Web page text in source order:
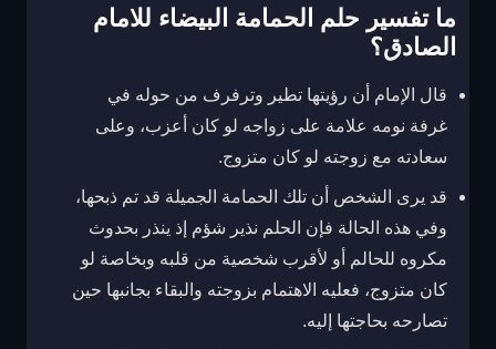
ما تفسير حلم الحمامة البيضاء للامام
الصادق؟
قال الإمام أن رؤيتها تطير وترفرف من حوله في
غرفة نومه علامة على زواجه لو كان أعزب، وعلى
سعادته مع زوجته لو كان متزوج.
قد يرى الشخص أن تلك الحمامة الجميلة قد تم ذبحها،
وفي هذه الحالة فإن الحلم نذير شؤم إذ ينذر بحدوث
مكروه للحالم أو لأقرب شخصية من قلبه وبخاصة لو
كان متزوج، فعليه الاهتمام بزوجته والبقاء بجانبها حين
تصارحه بحاجتها إليه.